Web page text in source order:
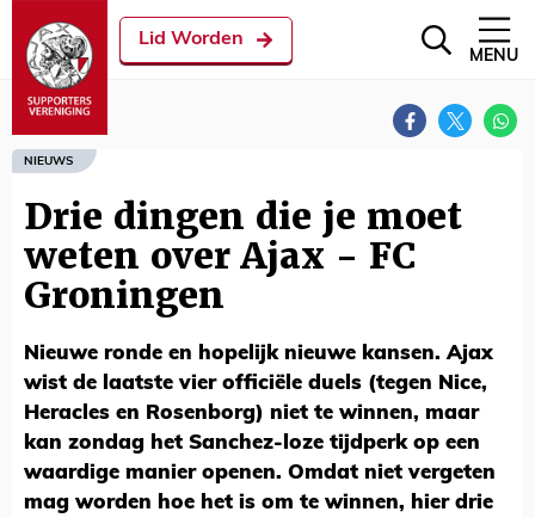
Lid Worden
MENU
NIEUWS
Drie dingen die je moet
weten over Ajax - FC
Groningen
Nieuwe ronde en hopelijk nieuwe kansen. Ajax
wist de laatste vier officiële duels (tegen Nice,
Heracles en Rosenborg) niet te winnen, maar
kan zondag het Sanchez-loze tijdperk op een
waardige manier openen. Omdat niet vergeten
mag worden hoe het is om te winnen, hier drie